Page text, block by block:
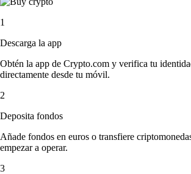
1
Descarga la app
Obtén la app de Crypto.com y verifica tu
directamente desde tu móvil.
2
Deposita fondos
Añade fondos en euros o transfiere
empezar a operar.
3